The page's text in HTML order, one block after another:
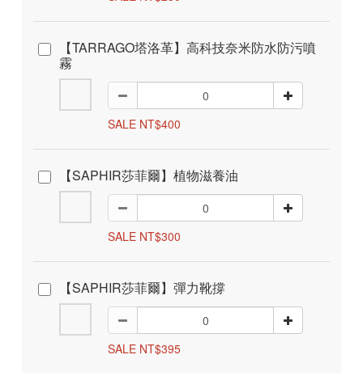
【TARRAGO塔洛革】高科技奈米防水防污噴
霧
SALE NT$400
【SAPHIR莎菲爾】植物滋養油
SALE NT$300
【SAPHIR莎菲爾】彈力靴撐
SALE NT$395